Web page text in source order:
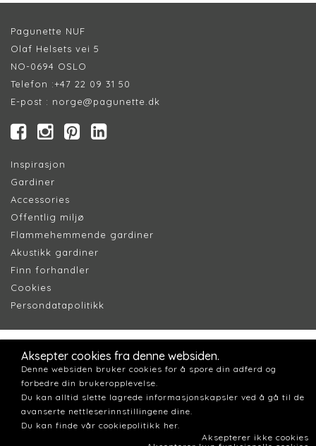
Pagunette NUF
Olaf Helsets vei 5
NO-0694 OSLO
Telefon :+47 22 09 31 50
E-post : norge@pagunette.dk
Inspirasjon
Gardiner
Accessories
Offentlig miljø
Flammehemmende gardiner
Akustikk gardiner
Finn forhandler
Cookies
Persondatapolitikk
Aksepter cookies fra denne websiden.
Denne websiden bruker cookies for å spore din adferd og
forbedre din brukeropplevelse.
Du kan alltid slette lagrede informasjonskapsler ved å gå til de
avanserte nettleserinnstillingene dine.
Du kan finde vår cookiepolitikk her.
Aksepterer ikke cookies